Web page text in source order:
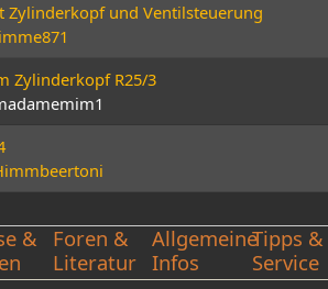
Zylinderkopf und Ventilsteuerung
Zylinderkopf R25/3
&
Foren &
Literatur
Allgemeine
Infos
Tipps &
Service